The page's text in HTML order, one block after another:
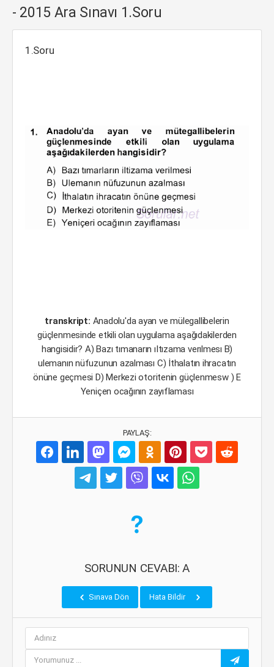
- 2015 Ara Sınavı 1.Soru
1.Soru
transkript: Anadolu'da ayan ve mülegallibelerin
güçlenmesinde etkili olan uygulama aşağıdakilerden
hangisidir? A) Bazı tımanarın ıItızama verılmesı B)
ulemanın nüfuzunun azalması C) İthalatın ihracatın
önüne geçmesi D) Merkezi otoritenin güçlenmesw ) E
Yeniçen ocağının zayıflaması
PAYLAŞ:
SORUNUN CEVABI: A
Sınava Dön Hata Bildir